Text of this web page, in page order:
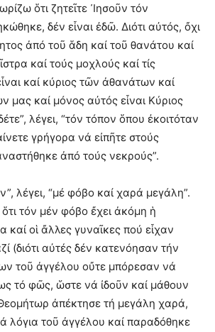
ὅτι ζητεῖτε ᾿Ιησοῦν τόν
δέν εἶναι ἐδῶ. Διότι αὐτός, ὄχι
ἀπό τοῦ ἅδη καί τοῦ θανάτου καί
καί τούς μοχλούς καί τίς
καί κύριος τῶν ἀθανάτων καί
μας καί μόνος αὐτός εἶναι Κύριος
λέγει, “τόν τόπον ὅπου ἐκοιτόταν
γρήγορα νά εἰπῆτε στούς
ἀπό τούς νεκρούς”.
λέγει, “μέ φόβο καί χαρά μεγάλη”.
τόν μέν φόβο ἔχει ἀκόμη ἡ
οἱ ἄλλες γυναῖκες πού εἶχαν
(διότι αὐτές δέν κατενόησαν τήν
τοῦ ἀγγέλου οὔτε μπόρεσαν νά
τό φῶς, ὥστε νά ἰδοῦν καί μάθουν
ἀπέκτησε τή μεγάλη χαρά,
λόγια τοῦ ἀγγέλου καί παραδόθηκε